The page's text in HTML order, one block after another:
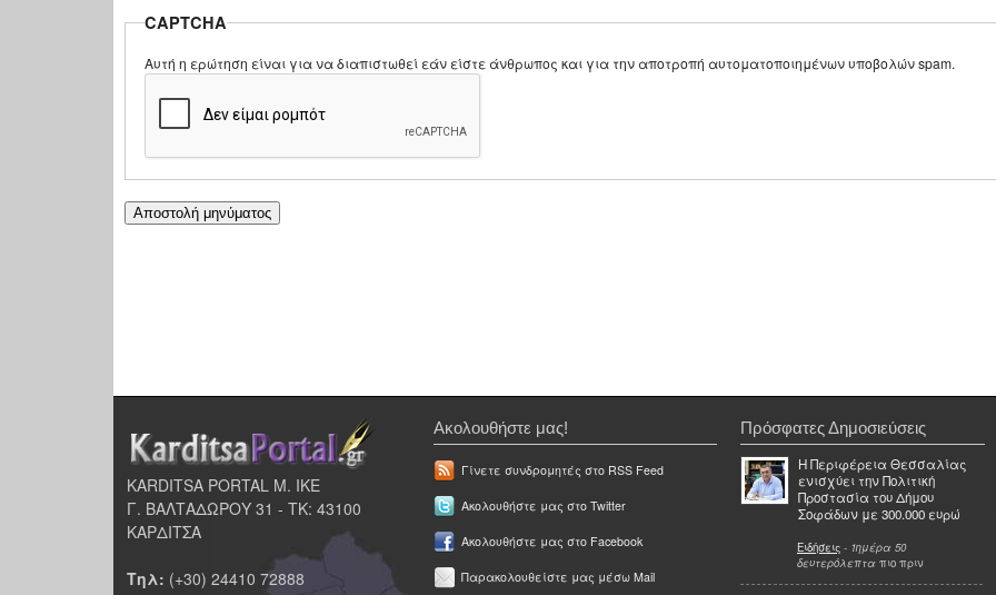
CAPTCHA
Αυτή η ερώτηση είναι για να διαπιστωθεί εάν είστε άνθρωπος και για την αποτροπή αυτοματοποιημένων υποβολών spam.
KARDITSA PORTAL Μ. ΙΚΕ
Γ. ΒΑΛΤΑΔΩΡΟΥ 31 - ΤΚ: 43100
ΚΑΡΔΙΤΣΑ
Τηλ: (+30) 24410 72888
Ακολουθήστε μας!
Γίνετε συνδρομητές στο RSS Feed
Ακολουθήστε μας στο Twitter
Ακολουθήστε μας στο Facebook
Παρακολουθείστε μας μέσω Mail
Πρόσφατες Δημοσιεύσεις
Η Περιφέρεια Θεσσαλίας
ενισχύει την Πολιτική
Προστασία του Δήμου
Σοφάδων με 300.000 ευρώ
Ειδήσεις - 1ημέρα 50
δευτερόλεπτα πιο πριν